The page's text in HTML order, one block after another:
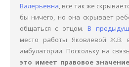
Форум
Девочка Даша СПб
Судебная часть
Валерьевна, все так же
бы ничего, но она скрывает
общаться с отцом. В
место работы Яковлевой Ж.В.
амбулатории. Поскольку на
это имеет правовое